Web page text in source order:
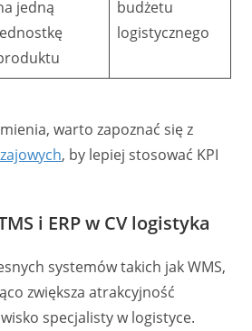
jedną
budżetu
logistycznego
warto zapoznać się z
, by lepiej stosować KPI
i ERP w CV logistyka
systemów takich jak WMS,
zwiększa atrakcyjność
specjalisty w logistyce.